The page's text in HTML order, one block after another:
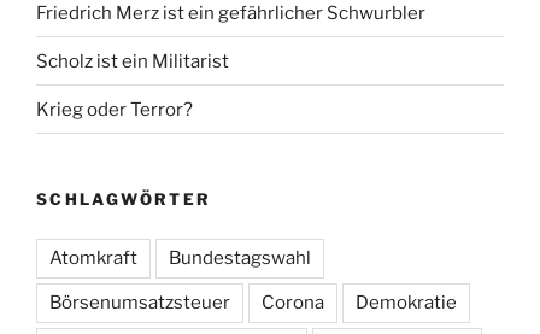
Friedrich Merz ist ein gefährlicher Schwurbler
Scholz ist ein Militarist
Krieg oder Terror?
SCHLAGWÖRTER
Atomkraft Bundestagswahl
Börsenumsatzsteuer Corona Demokratie